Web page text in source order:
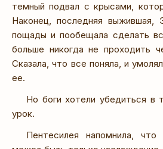
темный подвал с крысами,
Наконец, последняя выжившая,
пощады и пообещала сделать
больше никогда не проходить
Сказала, что все поняла, и
ее.
Но боги хотели убедиться в
урок.
Пентесилея напомнила,